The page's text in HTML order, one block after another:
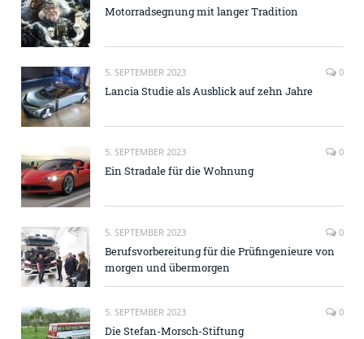
Motorradsegnung mit langer Tradition
5. SEPTEMBER 2023 0
Lancia Studie als Ausblick auf zehn Jahre
5. SEPTEMBER 2023 0
Ein Stradale für die Wohnung
5. SEPTEMBER 2023 0
Berufsvorbereitung für die Prüfingenieure von
morgen und übermorgen
5. SEPTEMBER 2023 0
Die Stefan-Morsch-Stiftung